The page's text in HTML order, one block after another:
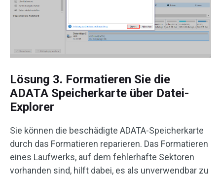
Lösung 3. Formatieren Sie die
ADATA Speicherkarte über Datei-
Explorer
Sie können die beschädigte ADATA-Speicherkarte
durch das Formatieren reparieren. Das Formatieren
eines Laufwerks, auf dem fehlerhafte Sektoren
vorhanden sind, hilft dabei, es als unverwendbar zu